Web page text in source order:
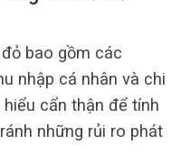
bao gồm các
nhập cá nhân và chi
cẩn thận để tính
những rủi ro phát